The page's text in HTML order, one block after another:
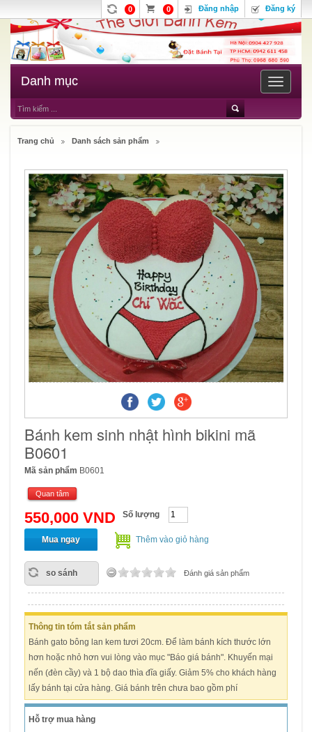
0 0 Đăng nhập Đăng ký
Toggle
Danh mục
Trang chủ Danh sách sản phẩm
Bánh kem sinh nhật hình bikini mã
B0601
Mã sản phẩm B0601
Quan tâm
550,000 VND Số lượng
Mua ngay Thêm vào giỏ hàng
so sánh Đánh giá sản phẩm
Thông tin tóm tắt sản phẩm
Bánh gato bông lan kem tươi 20cm. Để làm bánh kích thước lớn
hơn hoặc nhỏ hơn vui lòng vào mục "Báo giá bánh". Khuyến mại
nến (đèn cầy) và 1 bộ dao thìa đĩa giấy. Giảm 5% cho khách hàng
lấy bánh tại cửa hàng. Giá bánh trên chưa bao gồm phí
Hỗ trợ mua hàng